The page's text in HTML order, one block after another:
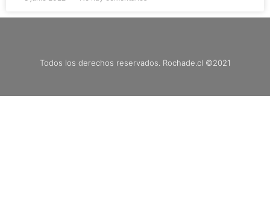
Todos los derechos reservados. Rochade.cl ©2021